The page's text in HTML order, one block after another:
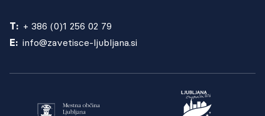
T: + 386 (0)1 256 02 79
E: info@zavetisce-ljubljana.si